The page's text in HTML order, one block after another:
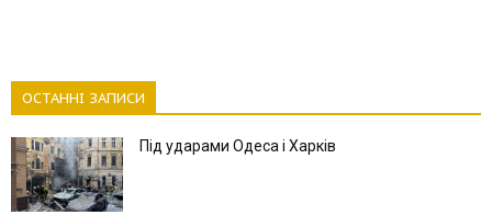
ОСТАННІ ЗАПИСИ
Під ударами Одеса і Харків